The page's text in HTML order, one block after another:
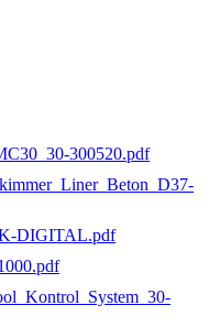
300520.pdf
DIGITAL.pdf